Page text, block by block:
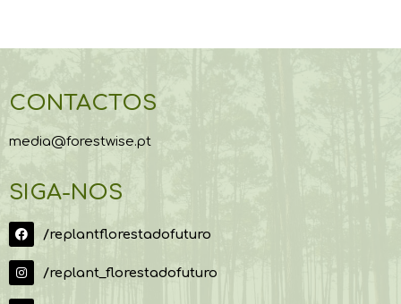
CONTACTOS
media@forestwise.pt
SIGA-NOS
/replantflorestadofuturo
/replant_florestadofuturo